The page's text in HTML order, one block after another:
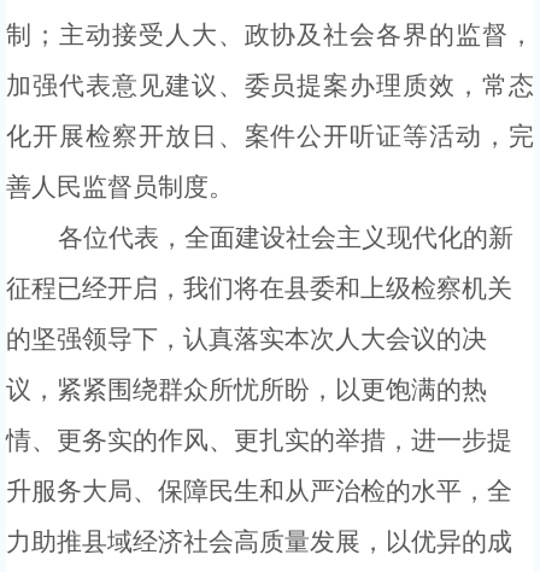
制；主动接受人大、政协及社会各界的监督，
加强代表意见建议、委员提案办理质效，常态
化开展检察开放日、案件公开听证等活动，完
善人民监督员制度。
各位代表，全面建设社会主义现代化的新
征程已经开启，我们将在县委和上级检察机关
的坚强领导下，认真落实本次人大会议的决
议，紧紧围绕群众所忧所盼，以更饱满的热
情、更务实的作风、更扎实的举措，进一步提
升服务大局、保障民生和从严治检的水平，全
力助推县域经济社会高质量发展，以优异的成